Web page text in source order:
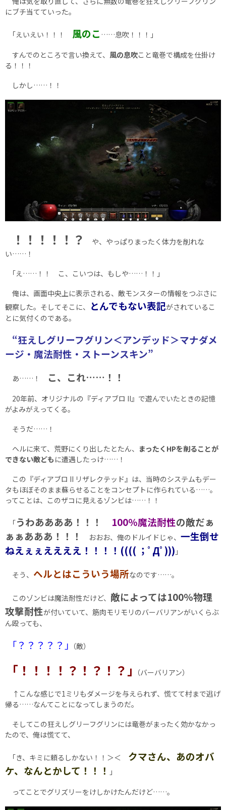
にブチ当てていった。
｢えいえい！！！ 風のこ ……息吹！！！｣
すんでのところで言い換えて、 風の息吹こと竜巻で構成を仕掛け
る！！！
しかし……！！
！！！！！？
や、やっぱりまったく体力を削れな
い……！
｢え……！！ こ、こいつは、もしや……！！｣
俺は、画面中央上に表示される、敵モンスターの情報をつぶさに
観察した。そしてそこに、 とんでもない表記がされているこ
とに気付くのである。
“狂えしグリーフグリン＜アンデッド＞マナダメ
ージ・魔法耐性・ストーンスキン”
あ……！ こ、これ……！！
20年前、オリジナルの『ディアブロ II』で遊んでいたときの記憶
がよみがえってくる。
そうだ……！
ヘルに来て、荒野にくり出したとたん、 まったくHPを削ることが
できない敵ども に遭遇したっけ……！
この『ディアブロ II リザレクテッド』は、当時のシステムもデー
タもほぼそのまま蘇らせることをコンセプトに作られている……。
ってことは、このザコに見えるゾンビは……！！
｢うわああああ！！！ 100％魔法耐性の敵だぁ
ぁぁあああ！！！
おおお、俺のドルイドじゃ、 一生倒せ
ねえぇぇええええ！！！！(((( ；ﾟДﾟ))) ｣
そう、 ヘルとはこういう場所なのです……。
このゾンビは魔法耐性だけど、 敵によっては100％物理
攻撃耐性が付いていて、筋肉モリモリのバーバリアンがいくらぶ
ん殴っても、
｢？？？？？｣ （敵）
｢！！！！？！？！？｣ （バーバリアン）
↑こんな感じで1ミリもダメージを与えられず、慌てて村まで逃げ
帰る……なんてことになってしまうのだ。
そしてこの狂えしグリーフグリンには竜巻がまったく効かなかっ
たので、俺は慌てて、
｢き、キミに頼るしかない！！＞＜ クマさん、あのオバ
ケ、なんとかして！！！ ｣
ってことでグリズリーをけしかけたんだけど……。